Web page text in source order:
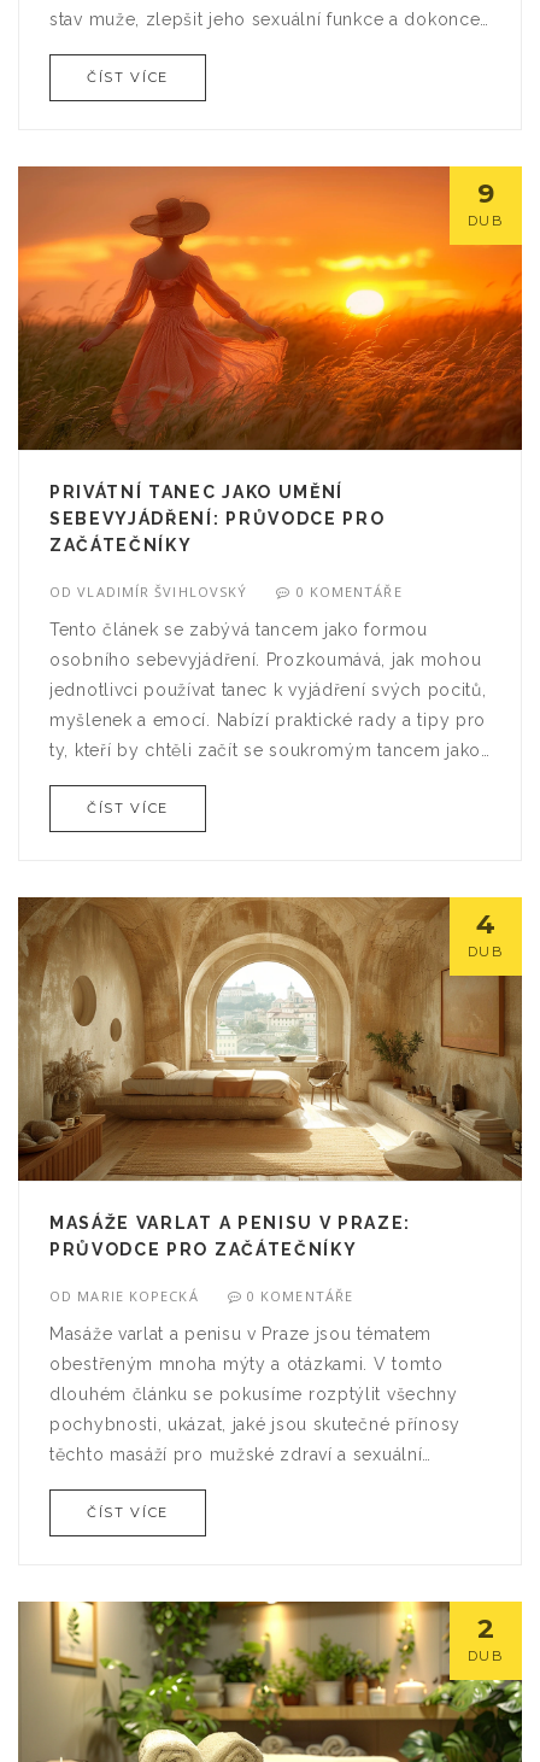
stav muže, zlepšit jeho sexuální funkce a dokonce
také průvodce prováděním a tipy, jak masáži
ČÍST VÍCE
9
DUB
PRIVÁTNÍ TANEC JAKO UMĚNÍ
SEBEVYJÁDŘENÍ: PRŮVODCE PRO
ZAČÁTEČNÍKY
ODVLADIMÍR ŠVIHLOVSKÝ 0 KOMENTÁŘE
Tento článek se zabývá tancem jako formou
osobního sebevyjádření. Prozkoumává, jak mohou
jednotlivci používat tanec k vyjádření svých pocitů,
myšlenek a emocí. Nabízí praktické rady a tipy pro
ty, kteří by chtěli začít se soukromým tancem jako
předchozí zkušenosti s tancem.
ČÍST VÍCE
4
DUB
MASÁŽE VARLAT A PENISU V PRAZE:
PRŮVODCE PRO ZAČÁTEČNÍKY
OD MARIE KOPECKÁ 0 KOMENTÁŘE
Masáže varlat a penisu v Praze jsou tématem
obestřeným mnoha mýty a otázkami. V tomto
dlouhém článku se pokusíme rozptýlit všechny
pochybnosti, ukázat, jaké jsou skutečné přínosy
těchto masáží pro mužské zdraví a sexuální
chtějí tento zážitek vyzkoušet. Zjistěte, proč je
pohodě.
ČÍST VÍCE
2
DUB